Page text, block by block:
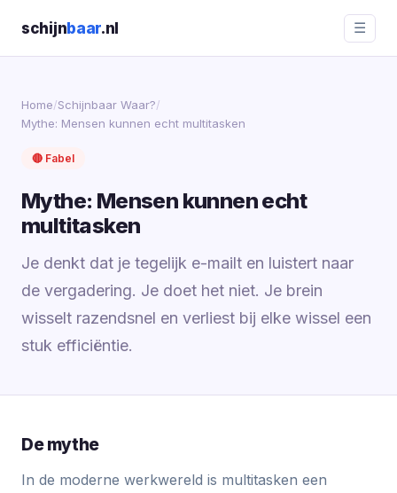
schijnbaar.nl ☰
Home/Schijnbaar Waar?/
Mythe: Mensen kunnen echt multitasken
🔴 Fabel
Mythe: Mensen kunnen echt
multitasken
Je denkt dat je tegelijk e-mailt en luistert naar
de vergadering. Je doet het niet. Je brein
wisselt razendsnel en verliest bij elke wissel een
stuk efficiëntie.
De mythe
In de moderne werkwereld is multitasken een